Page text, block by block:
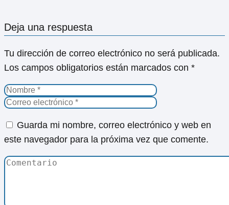
Deja una respuesta
Tu dirección de correo electrónico no será publicada.
Los campos obligatorios están marcados con *
Guarda mi nombre, correo electrónico y web en
este navegador para la próxima vez que comente.